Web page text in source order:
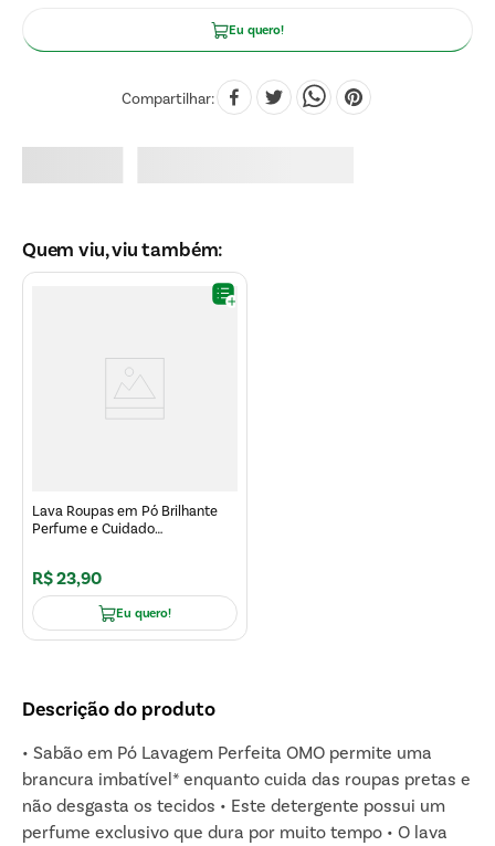
Eu quero!
Compartilhar
Quem viu, viu também:
Lava Roupas em Pó Brilhante
Perfume e Cuidado
R$23,90
Eu quero!
Descrição do produto
• Sabão em Pó Lavagem Perfeita OMO permite uma
brancura imbatível* enquanto cuida das roupas pretas e
não desgasta os tecidos • Este detergente possui um
perfume exclusivo que dura por muito tempo • O lava